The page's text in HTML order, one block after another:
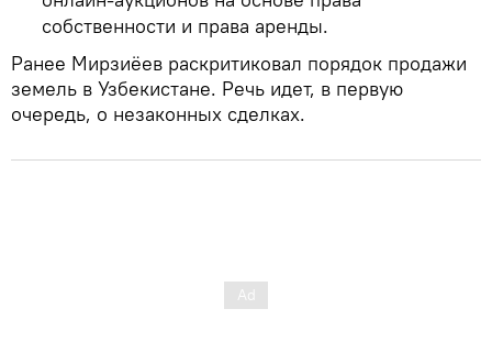
собственности и права аренды.
Ранее Мирзиёев раскритиковал порядок продажи
земель в Узбекистане. Речь идет, в первую
очередь, о незаконных сделках.